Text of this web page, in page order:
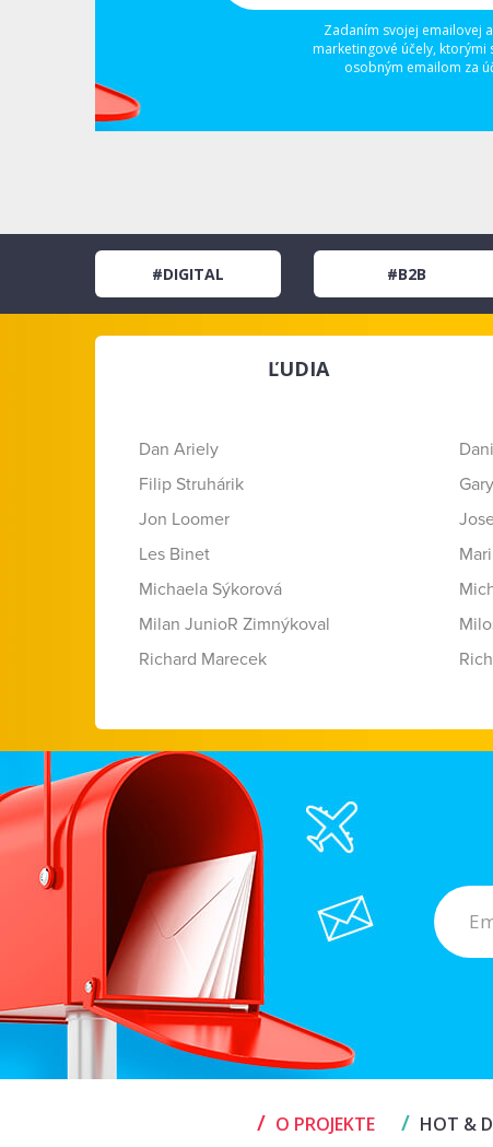
Zadaním svojej emailovej
marketingové účely,
osobným emailom za
#DIGITAL #B2B
ĽUDIA
Dan Ariely
Filip Struhárik
Jon Loomer
Les Binet
Michaela Sýkorová
Milan JunioR Zimnýkoval
Richard Marecek
/ O PROJEKTE / HOT &